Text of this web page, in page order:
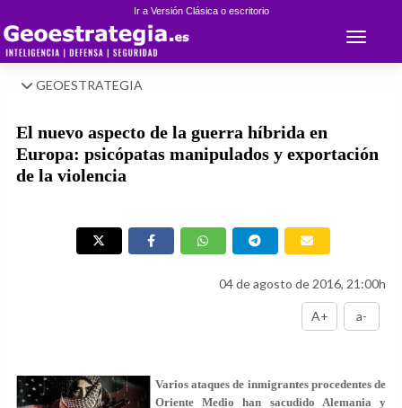
Ir a Versión Clásica o escritorio
Toggle
GEOESTRATEGIA
El nuevo aspecto de la guerra híbrida en
Europa: psicópatas manipulados y exportación
de la violencia
04 de agosto de 2016, 21:00h
A+ a-
Varios ataques de inmigrantes procedentes de
Oriente Medio han sacudido Alemania y